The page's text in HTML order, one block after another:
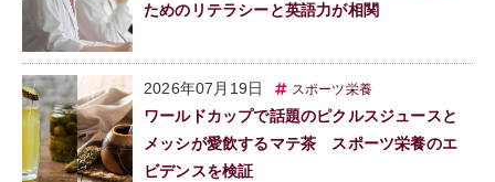
ためのリテラシーと英語力が相関
2026年07月19日 スポーツ栄養
ワールドカップで話題のピクルスジュースと
メッシが愛飲するマテ茶 スポーツ栄養のエ
ビデンスを検証